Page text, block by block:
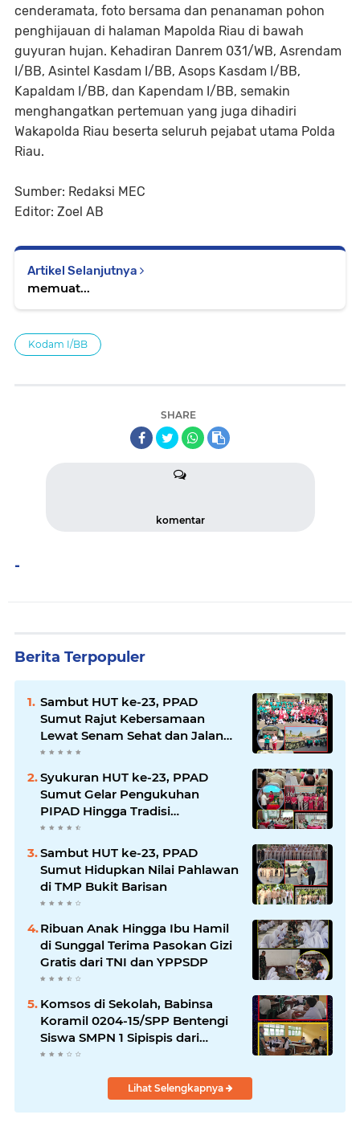
cenderamata, foto bersama dan penanaman pohon
penghijauan di halaman Mapolda Riau di bawah
guyuran hujan. Kehadiran Danrem 031/WB, Asrendam
I/BB, Asintel Kasdam I/BB, Asops Kasdam I/BB,
Kapaldam I/BB, dan Kapendam I/BB, semakin
menghangatkan pertemuan yang juga dihadiri
Wakapolda Riau beserta seluruh pejabat utama Polda
Riau.
Sumber: Redaksi MEC
Editor: Zoel AB
Artikel Selanjutnya
memuat...
Kodam I/BB
SHARE
komentar
-
Berita Terpopuler
Sambut HUT ke-23, PPAD
Sumut Rajut Kebersamaan
Lewat Senam Sehat dan Jalan
Santai di Mako Bekangdam I/BB
Syukuran HUT ke-23, PPAD
Sumut Gelar Pengukuhan
PIPAD Hingga Tradisi
Kekeluargaan
Sambut HUT ke-23, PPAD
Sumut Hidupkan Nilai Pahlawan
di TMP Bukit Barisan
Ribuan Anak Hingga Ibu Hamil
di Sunggal Terima Pasokan Gizi
Gratis dari TNI dan YPPSDP
Komsos di Sekolah, Babinsa
Koramil 0204-15/SPP Bentengi
Siswa SMPN 1 Sipispis dari
Bahaya Narkotika
Lihat Selengkapnya